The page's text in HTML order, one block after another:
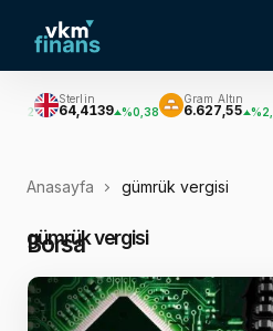
Gram Altın
6.627,55 %2,58
Ons Altın
207.152,76
Anasayfa gümrük vergisi
gümrük vergisi
Borsa